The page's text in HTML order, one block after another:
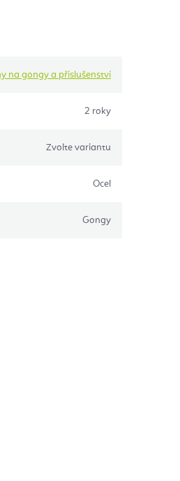
na gongy a příslušenství
2 roky
Zvolte variantu
Ocel
Gongy